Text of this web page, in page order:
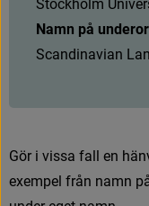
10 _
4
2 #
Stockholm
Namn på
Scandinavian
Gör i vissa fall en hän
exempel från namn p